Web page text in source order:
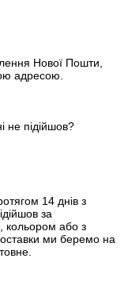
Нової Пошти,
адресою.
не підійшов?
14 днів з
за
кольором або з
ми беремо на